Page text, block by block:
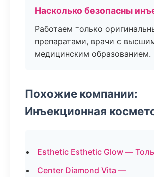
Насколько безопасны
Работаем только
препаратами, врачи с
медицинским образованием.
Похожие компании:
Инъекционная
Esthetic Esthetic Glow —
Center Diamond Vita —